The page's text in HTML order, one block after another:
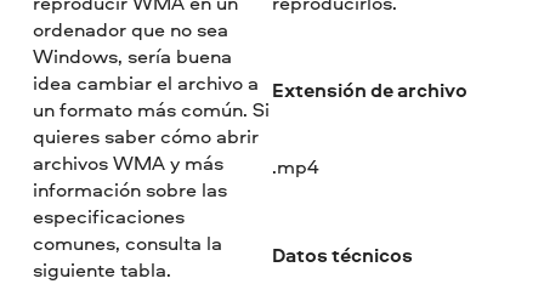
ordenador que no sea
Windows, sería buena
idea cambiar el archivo a
un formato más común. Si
quieres saber cómo abrir
archivos WMA y más
información sobre las
especificaciones
comunes, consulta la
siguiente tabla.
Extensión de archivo
.mp4
Datos técnicos